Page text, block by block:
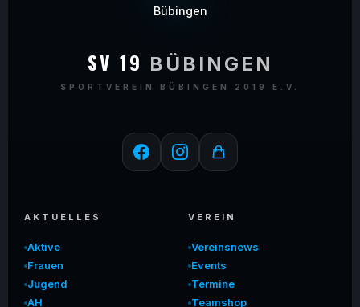
SV 19 BÜBINGEN
SPORTVEREIN BÜBINGEN 2019 E.V.
AKTUELLES
Aktive
Frauen
Jugend
AH
VEREIN
Vereinsnews
Events
Termine
Teamshop